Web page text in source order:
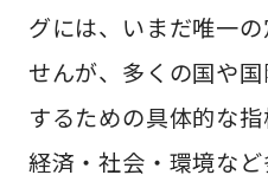
グには、いまだ唯一
せんが、多くの国や
するための具体的な指
経済・社会・環境な